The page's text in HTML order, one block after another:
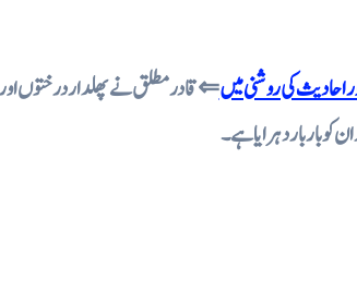
احادیث کی روشنی میں⇐ قادر مطلق نے پھلدار درختوں
کو بار بار دہرایا ہے ۔